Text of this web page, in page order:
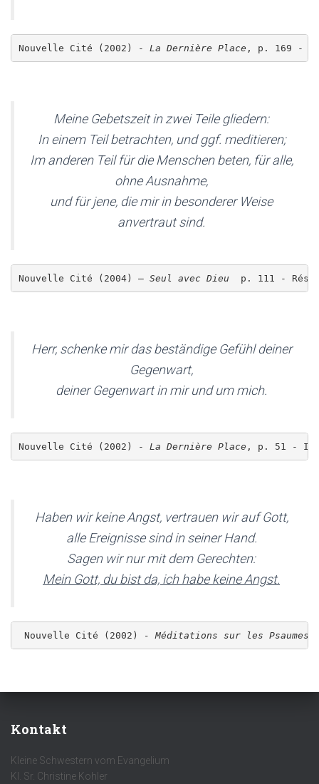
Nouvelle Cité (2002) - La Dernière Place , p. 169 -
Meine Gebetszeit in zwei Teile gliedern:
In einem Teil betrachten, und ggf. meditieren;
Im anderen Teil für die Menschen beten, für alle,
ohne Ausnahme,
und für jene, die mir in besonderer Weise
anvertraut sind.
Nouvelle Cité (2004) – Seul avec Dieu p. 111 -
Herr, schenke mir das beständige Gefühl deiner
Gegenwart,
deiner Gegenwart in mir und um mich.
Nouvelle Cité (2002) - La Dernière Place , p. 51 - II.
Haben wir keine Angst, vertrauen wir auf Gott,
alle Ereignisse sind in seiner Hand.
Sagen wir nur mit dem Gerechten:
Mein Gott, du bist da, ich habe keine Angst.
Nouvelle Cité (2002) - Méditations sur les
Kontakt
Kleine Schwestern vom Evangelium
Kl. Sr. Christine Kohler